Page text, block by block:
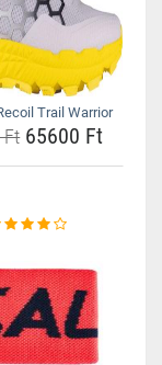
Trail Warrior
Ft65600 Ft